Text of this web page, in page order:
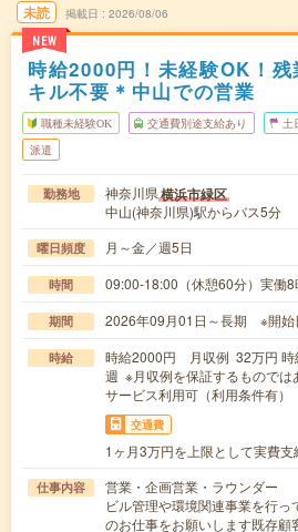
未読
NEW
掲載日 2026/08/06
時給2000円！未経験OK！
キル不要＊中山での営業
職種未経験OK 交通費別途支給あり 土
派遣
勤務地 神奈川県横浜市緑区
中山(神奈川県)駅からバス5分
曜日頻度 月～金／週5日
時間 09:00-18:00（休憩60分）実働8
期間 2026年09月01日～長期 ※開始
時給
時給2000円 月収例 32万円 時
週 ※月収例を保証するものでは
サービス利用可（利用条件有）
交通費
1ヶ月3万円を上限として実費支
仕事内容
営業・企画営業・ラウンダー
ビル管理や環境関連事業を行
のお仕事をお願いします既存